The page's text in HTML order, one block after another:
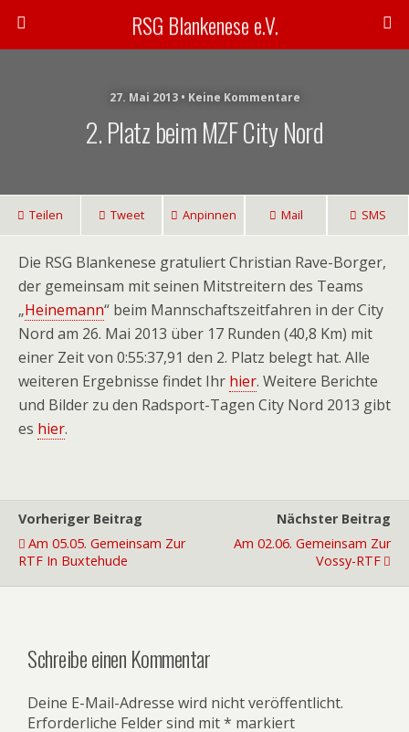
RSG Blankenese e.V.
27. Mai 2013 • Keine Kommentare
2. Platz beim MZF City Nord
Teilen Tweet Anpinnen Mail SMS
Die RSG Blankenese gratuliert Christian Rave-Borger,
der gemeinsam mit seinen Mitstreitern des Teams
„Heinemann“ beim Mannschaftszeitfahren in der City
Nord am 26. Mai 2013 über 17 Runden (40,8 Km) mit
einer Zeit von 0:55:37,91 den 2. Platz belegt hat. Alle
weiteren Ergebnisse findet Ihr hier. Weitere Berichte
und Bilder zu den Radsport-Tagen City Nord 2013 gibt
es hier.
Vorheriger Beitrag
Am 05.05. Gemeinsam Zur
RTF In Buxtehude
Nächster Beitrag
Am 02.06. Gemeinsam Zur
Vossy-RTF
Schreibe einen Kommentar
Deine E-Mail-Adresse wird nicht veröffentlicht.
Erforderliche Felder sind mit* markiert